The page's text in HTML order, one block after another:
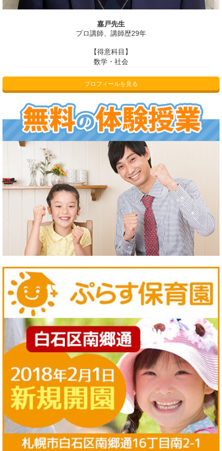
嘉戸先生
プロ講師、講師歴29年
【得意科目】
数学・社会
プロフィールを見る